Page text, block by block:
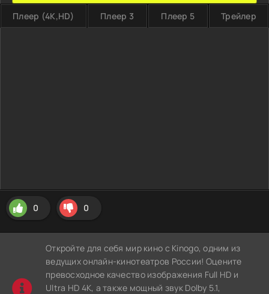
Плеер (4K,HD) Плеер 3 Плеер 5 Трейлер
0 0
Откройте для себя мир кино с Kinogo, одним из
ведущих онлайн-кинотеатров России! Оцените
превосходное качество изображения Full HD и
Ultra HD 4K, а также мощный звук Dolby 5.1,